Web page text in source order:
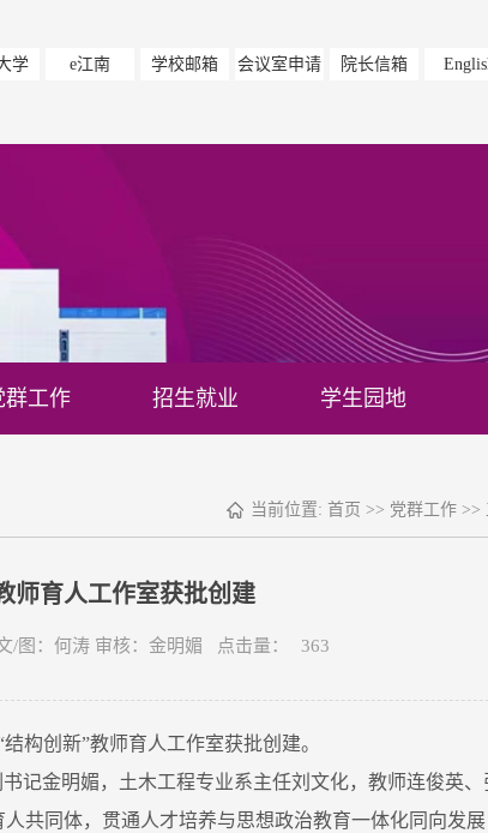
学 e江南 学校邮箱 会议室申请 院长信箱
群工作 招生就业 学生园地
当前位置: 首页 >> 党群工作 >>
师育人工作室获批创建
图：何涛 审核：金明媚 点击量： 363
构创新”教师育人工作室获批创建。
记金明媚，土木工程专业系主任刘文化，教师连俊英
人共同体，贯通人才培养与思想政治教育一体化同向发